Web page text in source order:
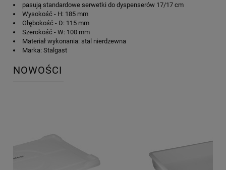
pasują standardowe serwetki do dyspenserów 17/17 cm
Wysokość - H: 185 mm
Głębokość - D: 115 mm
Szerokość - W: 100 mm
Materiał wykonania: stal nierdzewna
Marka: Stalgast
NOWOŚCI